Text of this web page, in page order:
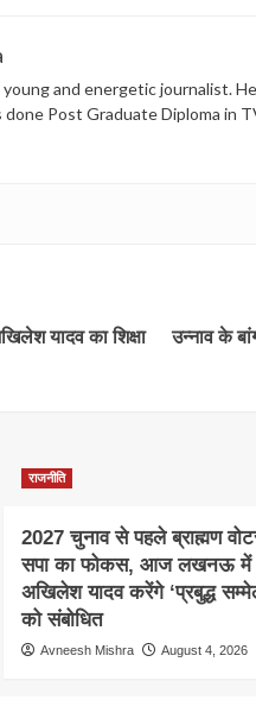
young and energetic journalist.
done Post Graduate Diploma in
यादव का शिक्षा
उन्नाव के
राजनीति
2027 चुनाव से पहले ब्राह्मण
सपा का फोकस, आज लखनऊ में
अखिलेश यादव करेंगे ‘प्रबुद्ध
को संबोधित
Avneesh Mishra August 4, 2026